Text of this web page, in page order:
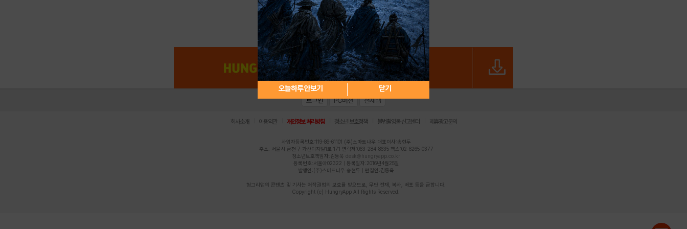
아이디 / 비밀번호 찾기 회원가입
오늘하루 안보기 닫기
로그인 PC버전 전체앱
회사소개 이용약관 개인정보 처리방침 청소년 보호정책 불법촬영물 신고센터 제휴광고문의
사업자등록번호:119-86-61101 (주)스마트나우 대표이사:송현두
주소: 서울시 금천구 가산디지털1로 171 연락처:063-284-8635 팩스:02-6265-0377
청소년보호책임자:김동욱 desk@hungryapp.co.kr
등록번호:서울아02322 | 등록일자:2016년4월25일
발행인:(주)스마트나우 송현두 | 편집인:김동욱
헝그리앱의 콘텐츠 및 기사는 저작권법의 보호를 받으므로, 무단 전재, 복사, 배포 등을 금합니다.
Copyright (c) HungryApp All Rights Reserved.